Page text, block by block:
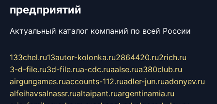
предприятий
Актуальный каталог компаний по всей России
133chel.ru13autor-kolonka.ru2864420.ru2rich.ru
3-d-file.ru3d-file.rua-cdc.ruaalse.rua380club.ru
airgungames.ruaccounts-112.ruadler-jun.ruadonyev.ru
alfeihavsalnassr.rualtaipant.ruargentinamia.ru